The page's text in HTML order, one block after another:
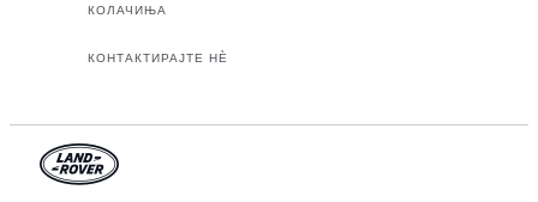
КОЛАЧИЊА
КОНТАКТИРАЈТЕ НЀ